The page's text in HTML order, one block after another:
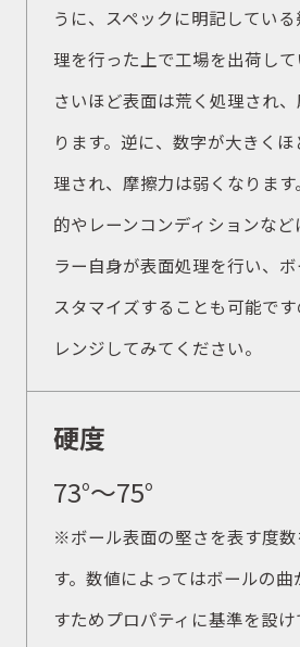
うに、スペックに明記してい
理を行った上で工場を出荷し
さいほど表面は荒く処理され
ります。逆に、数字が大きく
理され、摩擦力は弱くなりま
的やレーンコンディションな
ラー自身が表面処理を行い、
スタマイズすることも可能で
レンジしてみてください。
硬度
73°〜75°
※ボール表面の堅さを表す度
す。数値によってはボールの
すためプロパティに基準を設